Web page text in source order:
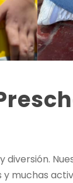
diversión.
muchas